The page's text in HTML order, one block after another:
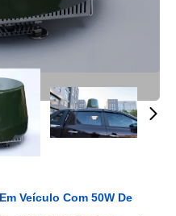
Veículo Com 50W De